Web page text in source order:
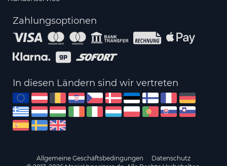
Zahlungsoptionen
In diesen Ländern sind wir vertreten
Allgemeine Geschäftsbedingungen
Datenschutz